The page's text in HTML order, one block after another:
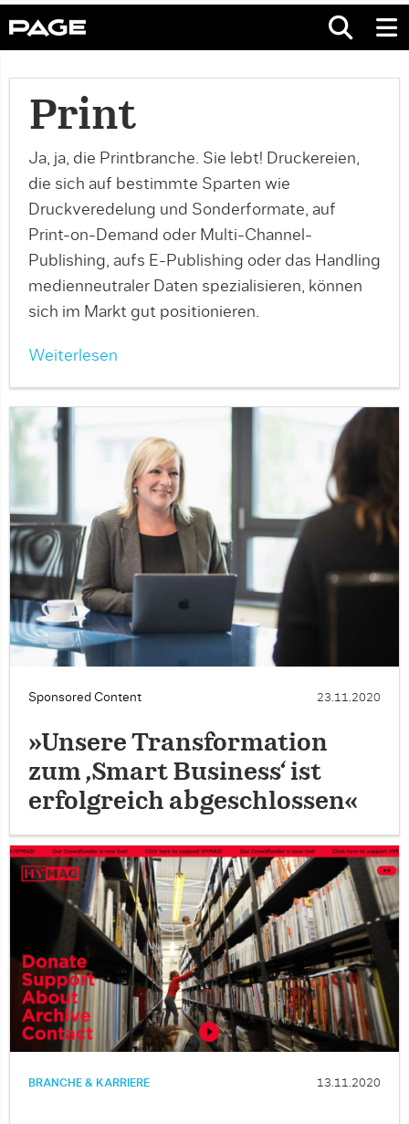
Print
Ja, ja, die Printbranche. Sie lebt! Druckereien,
die sich auf bestimmte Sparten wie
Druckveredelung und Sonderformate, auf
Print-on-Demand oder Multi-Channel-
Publishing, aufs E-Publishing oder das Handling
medienneutraler Daten spezialisieren, können
sich im Markt gut positionieren.
Weiterlesen
Sponsored Content 23.11.2020
»Unsere Transformation
zum ‚Smart Business‘ ist
erfolgreich abgeschlossen«
BRANCHE & KARRIERE 13.11.2020